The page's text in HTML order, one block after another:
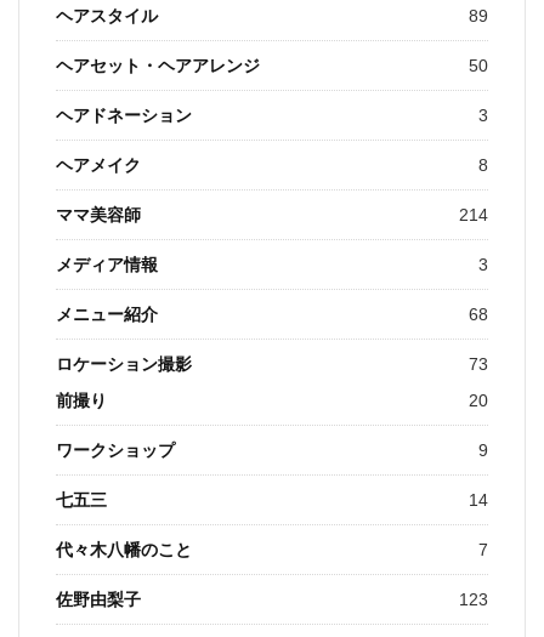
ヘアスタイル 89
ヘアセット・ヘアアレンジ 50
ヘアドネーション 3
ヘアメイク 8
ママ美容師 214
メディア情報 3
メニュー紹介 68
ロケーション撮影
73
前撮り
20
ワークショップ 9
七五三 14
代々木八幡のこと 7
佐野由梨子 123